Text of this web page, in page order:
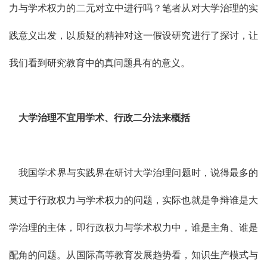
力与学术权力的二元对立中进行吗？笔者从对大学治理的实
践意义出发，以质疑的精神对这一假设研究进行了探讨，让
我们看到研究教育中的真问题具有的意义。
大学治理不宜用学术、行政二分法来概括
我国学术界与实践界在研讨大学治理问题时，说得最多的
莫过于行政权力与学术权力的问题，实际也就是争辩谁是大
学治理的主体，即行政权力与学术权力中，谁是主角、谁是
配角的问题。从国际高等教育发展趋势看，知识生产模式与